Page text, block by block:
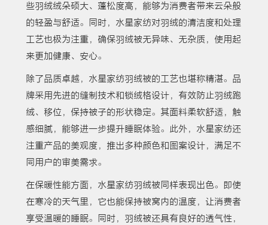
些羽绒绒朵硕大、蓬松度高，能够为消费者带来云朵般
的轻盈与舒适。同时，水星家纺对羽绒的清洁度和处理
工艺也极为注重，确保羽绒被无异味、无杂质，使用起
来更加健康、安心。
除了品质卓越，水星家纺羽绒被的工艺也堪称精湛。品
牌采用先进的缝制技术和锁绒格设计，有效防止羽绒跑
绒、移位，保持被子的形状稳定。其面料柔软舒适，触
感细腻，能够进一步提升睡眠体验。此外，水星家纺还
注重产品的美观度，推出多种颜色和图案设计，满足不
同用户的审美需求。
在保暖性能方面，水星家纺羽绒被同样表现出色。即使
在寒冷的天气里，它也能保持被窝内的温度，让消费者
享受温暖的睡眠。同时，羽绒被还具有良好的透气性，